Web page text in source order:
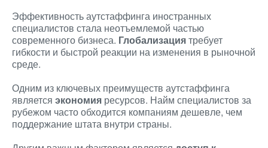
Эффективность аутстаффинга иностранных
специалистов стала неотъемлемой частью
современного бизнеса. Глобализациятребует
гибкости и быстрой реакции на изменения в рыночной
среде.
Одним из ключевых преимуществ аутстаффинга
является экономия ресурсов. Найм специалистов за
рубежом часто обходится компаниям дешевле, чем
поддержание штата внутри страны.